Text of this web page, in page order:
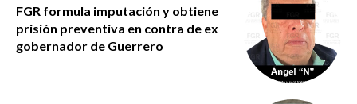
FGR formula imputación y obtiene
prisión preventiva en contra de ex
gobernador de Guerrero